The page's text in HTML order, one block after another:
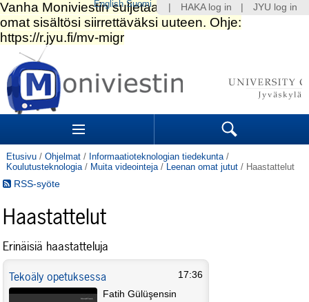
Siirry
sisältöön.
|
Siirry
navigointiin
Sections Search
Etusivu / Ohjelmat / Informaatioteknologian tiedekunta /
Koulutusteknologia / Muita videointeja / Leenan omat jutut / Haastattelut
RSS-syöte
Haastattelut
Erinäisiä haastatteluja
Tekoäly opetuksessa
17:36
Fatih Gülüşensin
HAKA log in JYU log in
English Suomi